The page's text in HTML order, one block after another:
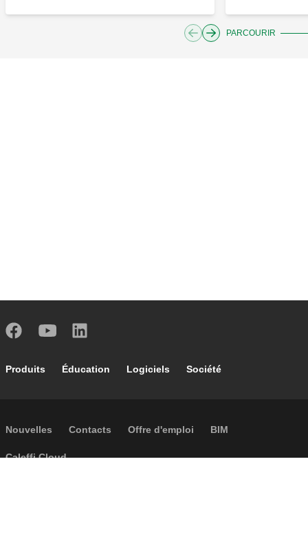
PARCOURIR
Footer main navigation
Produits Éducation Logiciels Société
Footer secondary navigation
Nouvelles Contacts Offre d'emploi BIM
Caleffi Cloud